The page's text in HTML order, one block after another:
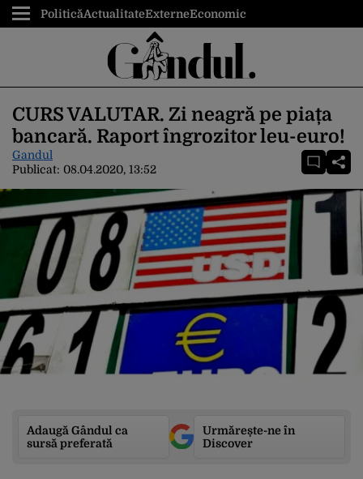
PoliticăActualitateExterneEconomic
CURS VALUTAR. Zi neagră pe piața
bancară. Raport îngrozitor leu-euro!
Gandul
Publicat: 08.04.2020, 13:52
Adaugă Gândul ca
sursă preferată
Urmărește-ne în
Discover